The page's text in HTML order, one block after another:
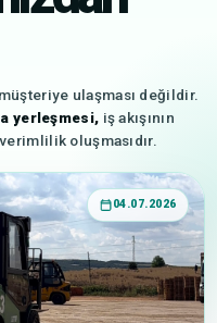
ulaşması değildir.
yerleşmesi, iş akışının
oluşmasıdır.
04.07.2026